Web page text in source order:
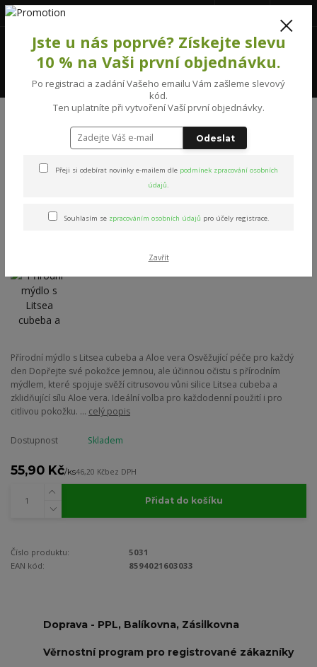
777231992
0 Kč
PÉČE O TĚLO Přírodní mýdlo s Litsea cubeba a Aloe vera
Přírodní mýdlo s Litsea
cubeba a Aloe vera
Přírodní mýdlo s Litsea cubeba a Aloe vera Osvěžující péče pro každý
den Dopřejte své pokožce jemnou, ale účinnou očistu s přírodním
mýdlem, které spojuje svěží citrusovou vůni silice Litsea cubeba a
zklidňující sílu Aloe vera. Ideální volba pro každodenní použití i pro
citlivou pokožku. ... celý popis
Dostupnost Skladem
55,90 Kč/ks46,20 Kčbez DPH
Přidat do košíku
Číslo produktu:
5031
EAN kód:
8594021603033
Doprava - PPL, Balíkovna, Zásilkovna
Věrnostní program pro registrované zákazníky
Jste u nás poprvé? Získejte slevu
10 % na Vaši první objednávku.
Po registraci a zadání Vašeho emailu Vám zašleme slevový
kód.
Ten uplatníte při vytvoření Vaší první objednávky.
Odeslat
Přeji si odebírat novinky e-mailem dle podmínek zpracování osobních
údajů.
Souhlasím se zpracováním osobních údajů pro účely registrace.
Zavřít